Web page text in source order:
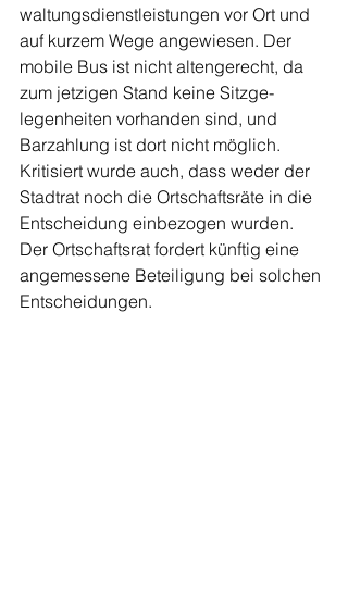
waltungsdienst­leistungen vor Ort und
auf kurzem Wege ange­wiesen. Der
mobile Bus ist nicht alten­gerecht, da
zum jetzigen Stand keine Sitz­ge­
legenheiten vorhan­den sind, und
Barzahlung ist dort nicht möglich.
Kritisiert wurde auch, dass weder der
Stadtrat noch die Ortschafts­räte in die
Entscheidung einbe­zogen wurden.
Der Ortschaftsrat fordert künftig eine
angemessene Beteiligung bei solchen
Ent­scheidungen.